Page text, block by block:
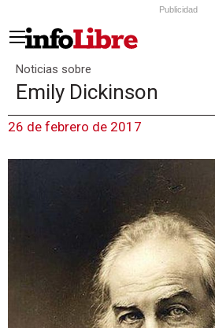
Publicidad
Noticias sobre
Emily Dickinson
26 de febrero de 2017